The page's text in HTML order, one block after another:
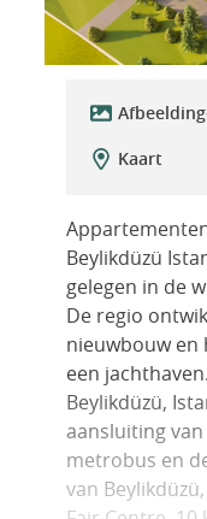
Kaart
Beylikdüzü
gelegen in de
De regio
nieuwbouw en
een
Beylikdüzü,
aansluiting van
metrobus en
van